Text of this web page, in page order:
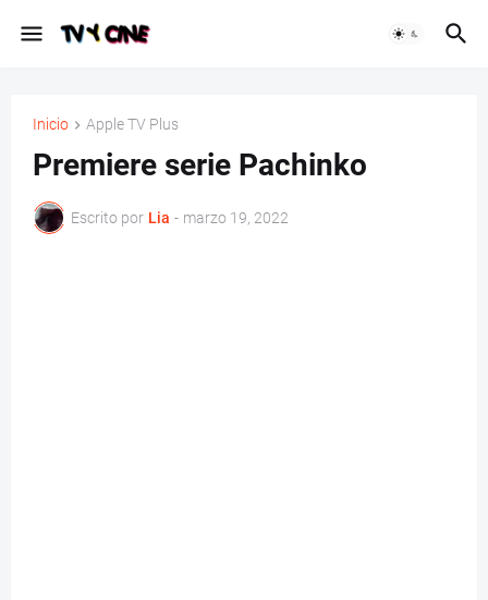
Inicio Apple TV Plus
Premiere serie Pachinko
Escrito por Lia - marzo 19, 2022